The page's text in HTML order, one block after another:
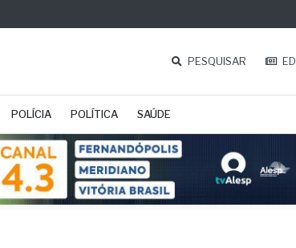
PESQUISAR
POLÍCIA POLÍTICA SAÚDE